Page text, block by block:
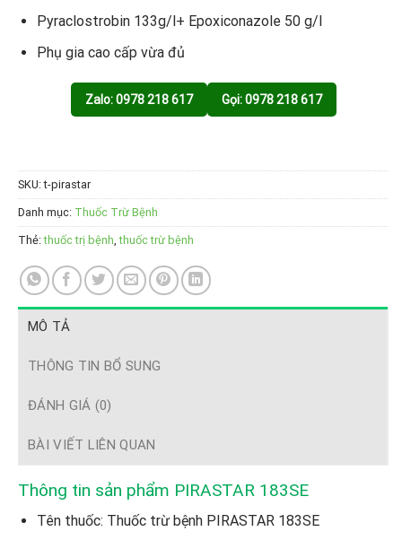
Pyraclostrobin 133g/l+ Epoxiconazole 50 g/l
Phụ gia cao cấp vừa đủ
Zalo: 0978 218 617 Gọi: 0978 218 617
SKU:t-pirastar
Danh mục: Thuốc Trừ Bệnh
Thẻ:thuốc trị bệnh ,thuốc trừ bệnh
MÔ TẢ
THÔNG TIN BỔ SUNG
ĐÁNH GIÁ (0)
BÀI VIẾT LIÊN QUAN
Thông tin sản phẩm PIRASTAR 183SE
Tên thuốc: Thuốc trừ bệnh PIRASTAR 183SE